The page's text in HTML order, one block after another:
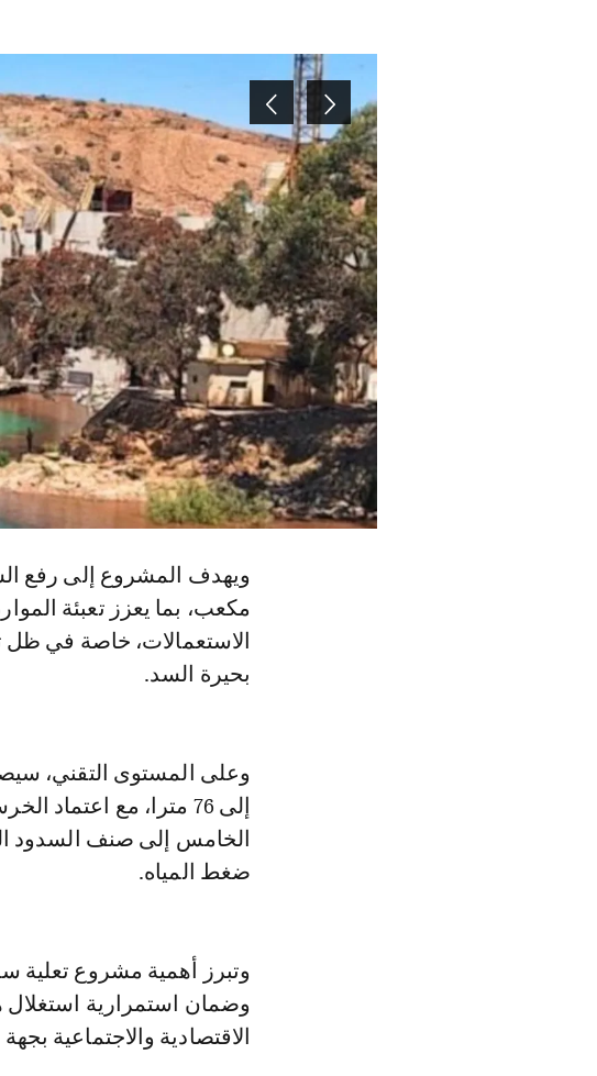
مكعب، بما يعزز تعبئة
الاستعمالات، خاصة في ظل
بحيرة السد.
وعلى المستوى التقني،
إلى 76 مترا، مع
الخامس إلى صنف السدود
ضغط المياه.
وتبرز أهمية مشروع
وضمان استمرارية استغلال
الاقتصادية والاجتماعية